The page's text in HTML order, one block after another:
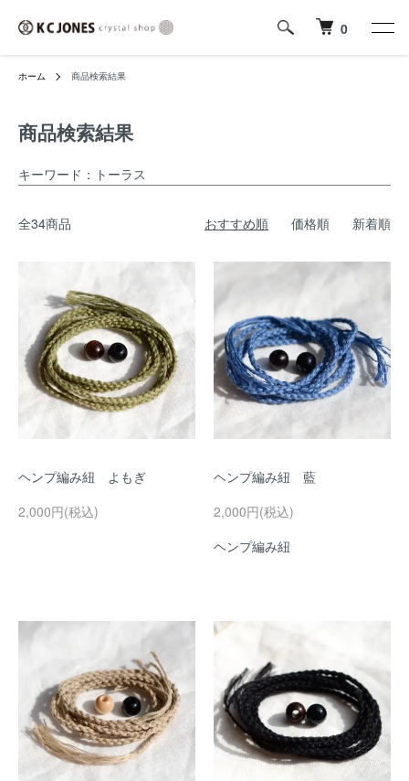
0
ホーム 商品検索結果
商品検索結果
キーワード：トーラス
全34商品 おすすめ順 価格順 新着順
ヘンプ編み紐 よもぎ
2,000円(税込)
ヘンプ編み紐 藍
2,000円(税込)
ヘンプ編み紐